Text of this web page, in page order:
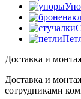
Доставка и
Доставка и
сотрудниками